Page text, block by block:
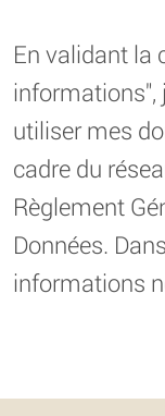
En validant la
informations",
utiliser mes
cadre du
Règlement
Données.
informations